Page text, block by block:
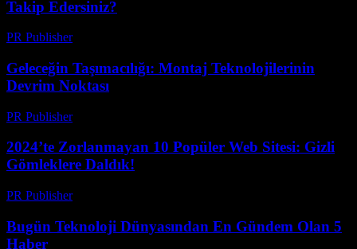
Takip Edersiniz?
PR Publisher-
Geleceğin Taşımacılığı: Montaj Teknolojilerinin
Devrim Noktası
PR Publisher-
2024’te Zorlanmayan 10 Popüler Web Sitesi: Gizli
Gömleklere Daldık!
PR Publisher-
Bugün Teknoloji Dünyasından En Gündem Olan 5
Haber